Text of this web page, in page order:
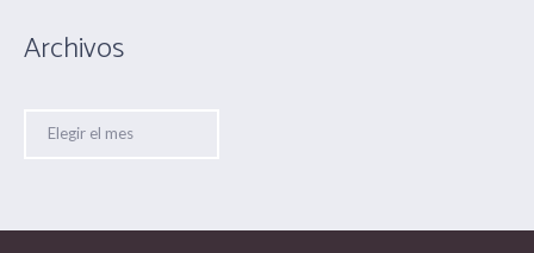
Archivos